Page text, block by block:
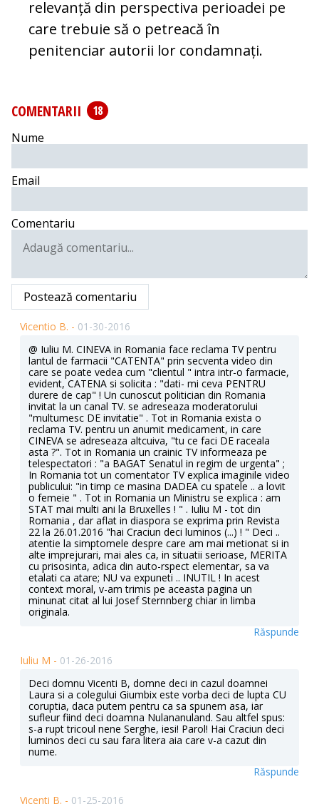
relevanță din pers­pectiva perioadei pe
care trebuie să o pe­trea­că în
penitenciar autorii lor condam­nați.
COMENTARII
18
Nume
Email
Comentariu
Postează comentariu
Vicentio B. - 01-30-2016
@ Iuliu M. CINEVA in Romania face reclama TV pentru
lantul de farmacii "CATENTA" prin secventa video din
care se poate vedea cum "clientul " intra intr-o farmacie,
evident, CATENA si solicita : "dati- mi ceva PENTRU
durere de cap" ! Un cunoscut politician din Romania
invitat la un canal TV. se adreseaza moderatorului
"multumesc DE invitatie" . Tot in Romania exista o
reclama TV. pentru un anumit medicament, in care
CINEVA se adreseaza altcuiva, "tu ce faci DE raceala
asta ?". Tot in Romania un crainic TV informeaza pe
telespectatori : "a BAGAT Senatul in regim de urgenta" ;
In Romania tot un comentator TV explica imaginile video
publicului: "in timp ce masina DADEA cu spatele .. a lovit
o femeie " . Tot in Romania un Ministru se explica : am
STAT mai multi ani la Bruxelles ! " . Iuliu M - tot din
Romania , dar aflat in diaspora se exprima prin Revista
22 la 26.01.2016 "hai Craciun deci luminos (...) ! " Deci ..
atentie la simptomele despre care am mai metionat si in
alte imprejurari, mai ales ca, in situatii serioase, MERITA
cu prisosinta, adica din auto-rspect elementar, sa va
etalati ca atare; NU va expuneti .. INUTIL ! In acest
context moral, v-am trimis pe aceasta pagina un
minunat citat al lui Josef Sternnberg chiar in limba
originala.
Răspunde
Iuliu M - 01-26-2016
Deci domnu Vicenti B, domne deci in cazul doamnei
Laura si a colegului Giumbix este vorba deci de lupta CU
coruptia, daca putem pentru ca sa spunem asa, iar
sufleur fiind deci doamna Nulananuland. Sau altfel spus:
s-a rupt tricoul nene Serghe, iesi! Parol! Hai Craciun deci
luminos deci cu sau fara litera aia care v-a cazut din
nume.
Răspunde
Vicenti B. - 01-25-2016